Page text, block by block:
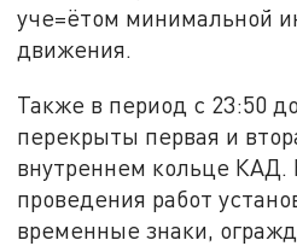
уче=ётом минимальной
движения.
Также в период с 23:50
перекрыты первая и
внутреннем кольце КАД.
проведения работ
временные знаки,